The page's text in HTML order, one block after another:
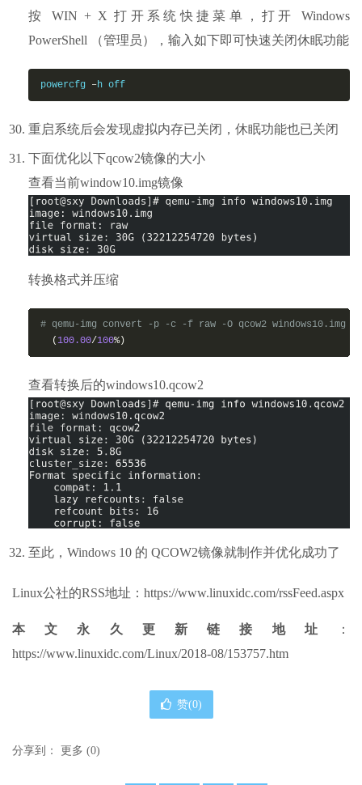
按 WIN + X 打开系统快捷菜单，打开 Windows
PowerShell （管理员），输入如下即可快速关闭休眠功能
powercfg –h off
重启系统后会发现虚拟内存已关闭，休眠功能也已关闭
下面优化以下qcow2镜像的大小
查看当前window10.img镜像
转换格式并压缩
# qemu-img convert -p -c -f raw -O qcow2 windows10.img
( 100.00/100%)
查看转换后的windows10.qcow2
至此，Windows 10 的 QCOW2镜像就制作并优化成功了
Linux公社的RSS地址：https://www.linuxidc.com/rssFeed.aspx
本文永久更新链接地址
：
https://www.linuxidc.com/Linux/2018-08/153757.htm
赞(0)
分享到： 更多 (0)